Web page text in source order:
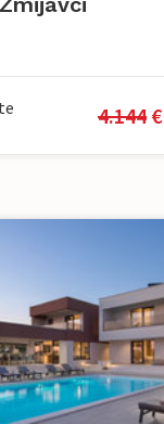
4.144 €